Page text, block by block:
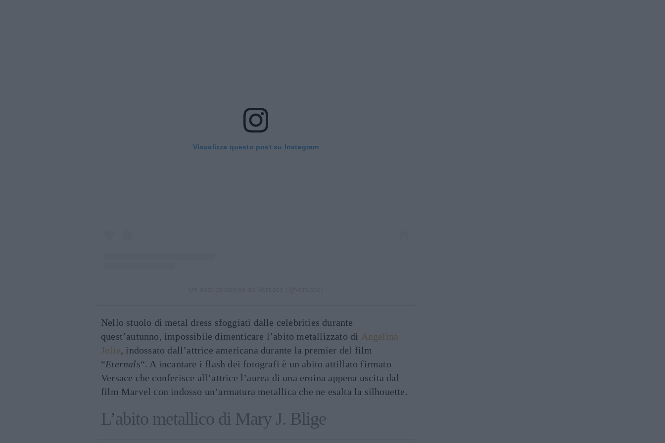
Visualizza questo post su Instagram
Nello stuolo di metal dress sfoggiati dalle celebrities durante
quest’autunno, impossibile dimenticare l’abito metallizzato di Angelina
Jolie, indossato dall’attrice americana durante la premier del film
“Eternals“. A incantare i flash dei fotografi è un abito attillato firmato
Versace che conferisce all’attrice l’aurea di una eroina appena uscita dal
film Marvel con indosso un’armatura metallica che ne esalta la silhouette.
L’abito metallico di Mary J. Blige